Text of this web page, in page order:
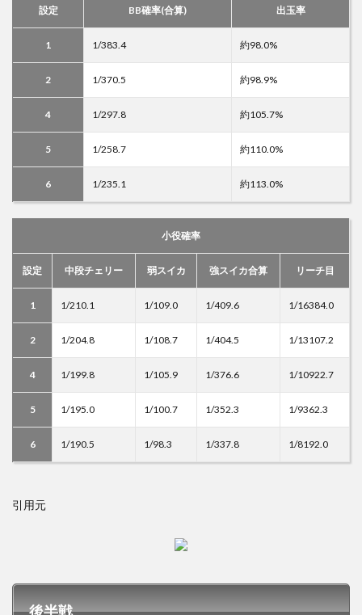
設定 BB確率(合算) 出玉率
1 1/383.4 約98.0%
2 1/370.5 約98.9%
4 1/297.8 約105.7%
5 1/258.7 約110.0%
6 1/235.1 約113.0%
小役確率
設定 中段チェリー 弱スイカ 強スイカ合算 リーチ目
1 1/210.1 1/109.0 1/409.6 1/16384.0
2 1/204.8 1/108.7 1/404.5 1/13107.2
4 1/199.8 1/105.9 1/376.6 1/10922.7
5 1/195.0 1/100.7 1/352.3 1/9362.3
6 1/190.5 1/98.3 1/337.8 1/8192.0
引用元
後半戦